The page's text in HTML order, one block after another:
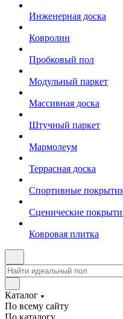
Инженерная доска
Ковролин
Пробковый пол
Модульный паркет
Массивная доска
Штучный паркет
Мармолеум
Террасная доска
Спортивные
Сценические
Ковровая плитка
Каталог
По всему сайту
По каталогу